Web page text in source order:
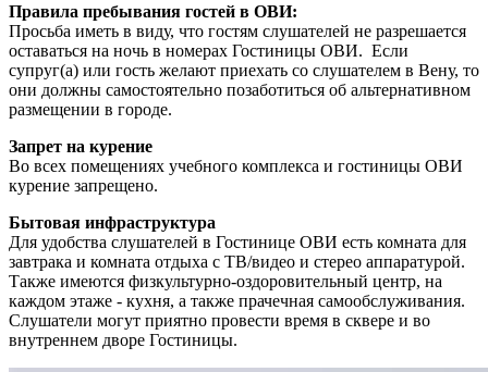
Правила пребывания гостей в ОВИ:
Просьба иметь в виду, что гостям слушателей не разрешается
оставаться на ночь в номерах Гостиницы ОВИ. Если
супруг(а) или гость желают приехать со слушателем в Вену, то
они должны самостоятельно позаботиться об альтернативном
размещении в городе.
Запрет на курение
Во всех помещениях учебного комплекса и гостиницы ОВИ
курение запрещено.
Бытовая инфраструктура
Для удобства слушателей в Гостинице ОВИ есть комната для
завтрака и комната отдыха с ТВ/видео и стерео аппаратурой.
Также имеются физкультурно-оздоровительный центр, на
каждом этаже - кухня, а также прачечная самообслуживания.
Слушатели могут приятно провести время в сквере и во
внутреннем дворе Гостиницы.